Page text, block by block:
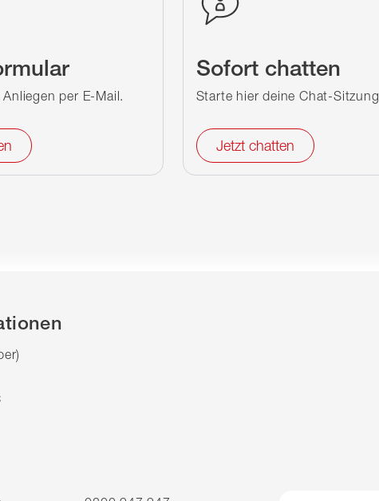
per E-Mail.
Sofort chatten
Starte hier deine Chat-Sitzung.
Jetzt chatten